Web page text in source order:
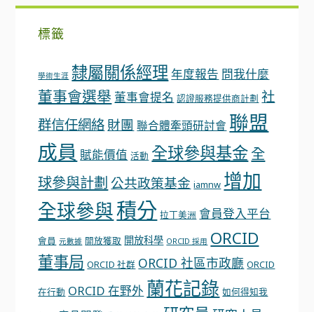
標籤
學術生涯 隸屬關係經理 年度報告 問我什麼
董事會選舉 董事會提名 認證服務提供商計劃 社
群信任網絡 財團 聯合體牽頭研討會 聯盟
成員 賦能價值 活動 全球參與基金全
球參與計劃 公共政策基金 iamnw 增加
全球參與積分 拉丁美洲 會員登入平台
會員 元數據 開放獲取 開放科學 ORCID 採用 ORCID
董事局 ORCID 社群 ORCID 社區市政廳 ORCID
在行動 ORCID 在野外 蘭花記錄 如何得知我